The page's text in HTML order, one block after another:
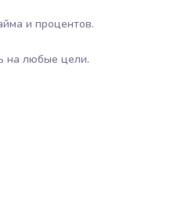
и процентов.
на любые цели.